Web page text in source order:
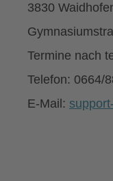
3830
Termine nach
Telefon: 0664/
E-Mail: